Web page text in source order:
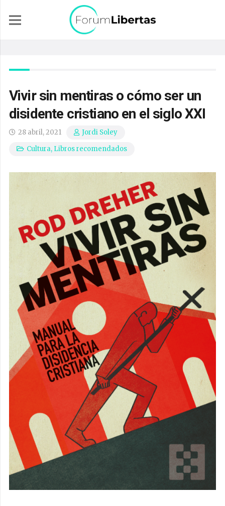
Vivir sin mentiras o cómo ser un
disidente cristiano en el siglo XXI
28 abril, 2021
Jordi Soley
Cultura, Libros recomendados